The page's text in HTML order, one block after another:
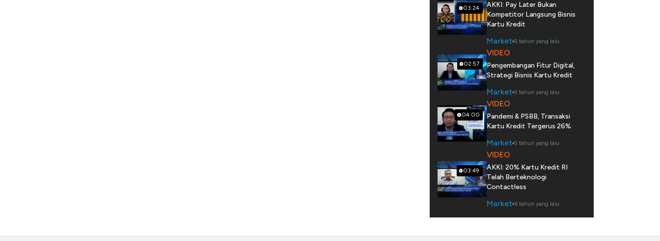
03:24
AKKI: Pay Later Bukan
Kompetitor Langsung Bisnis
Kartu Kredit
Market 5 tahun yang lalu
02:57
VIDEO
Pengembangan Fitur Digital,
Strategi Bisnis Kartu Kredit
Market 5 tahun yang lalu
04:00
VIDEO
Pandemi & PSBB, Transaksi
Kartu Kredit Tergerus 26%
Market 5 tahun yang lalu
03:49
VIDEO
AKKI: 20% Kartu Kredit RI
Telah Berteknologi
Contactless
Market 6 tahun yang lalu